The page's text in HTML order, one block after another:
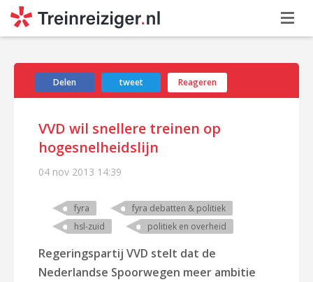
Delen tweet Reageren
VVD wil snellere treinen op
hogesnelheidslijn
04 nov 2013 14:39
fyra
fyra debatten & politiek
hsl-zuid
politiek en overheid
Regeringspartij VVD stelt dat de
Nederlandse Spoorwegen meer ambitie